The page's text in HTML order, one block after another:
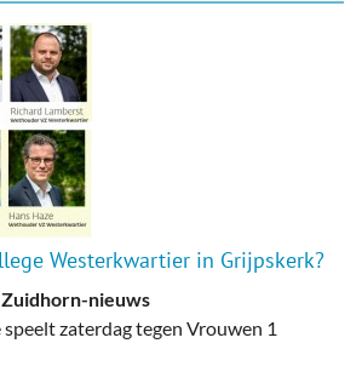
Westerkwartier in Grijpskerk?
Zuidhorn-nieuws
speelt zaterdag tegen Vrouwen 1